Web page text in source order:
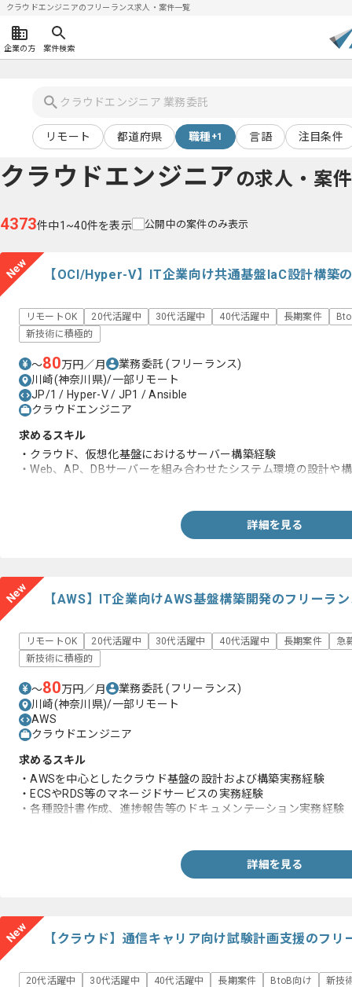
クラウドエンジニアのフリーランス求人・案件一覧
企業の方 案件検索
リモート 都道府県 職種 +1 言語 注目条件
クラウドエンジニアの求人・案
4373件中1~40件を表示 公開中の案件のみ表示
New 【OCI/Hyper-V】IT企業向け共通基盤IaC設計構築
リモートOK 20代活躍中 30代活躍中 40代活躍中 長期案件
新技術に積極的
〜80万円／月 業務委託(フリーランス)
川崎(神奈川県)/一部リモート
JP/1 / Hyper-V / JP1 / Ansible
クラウドエンジニア
求めるスキル
・クラウド、仮想化基盤におけるサーバー構築経験
・Web、AP、DBサーバーを組み合わせたシステム環境の設計や
詳細を見る
New 【AWS】IT企業向けAWS基盤構築開発のフリーラ
リモートOK 20代活躍中 30代活躍中 40代活躍中 長期案件
急
新技術に積極的
〜80万円／月 業務委託(フリーランス)
川崎(神奈川県)/一部リモート
AWS
クラウドエンジニア
求めるスキル
・AWSを中心としたクラウド基盤の設計および構築実務経験
・ECSやRDS等のマネージドサービスの実務経験
・各種設計書作成、進捗報告等のドキュメンテーション実務経験
詳細を見る
New 【クラウド】通信キャリア向け試験計画支援のフリ
20代活躍中 30代活躍中 40代活躍中 長期案件 BtoB向け 新技